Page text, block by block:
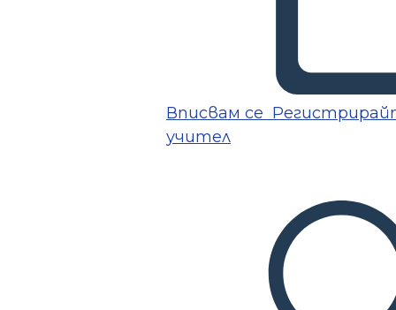
Вписвам се
учител